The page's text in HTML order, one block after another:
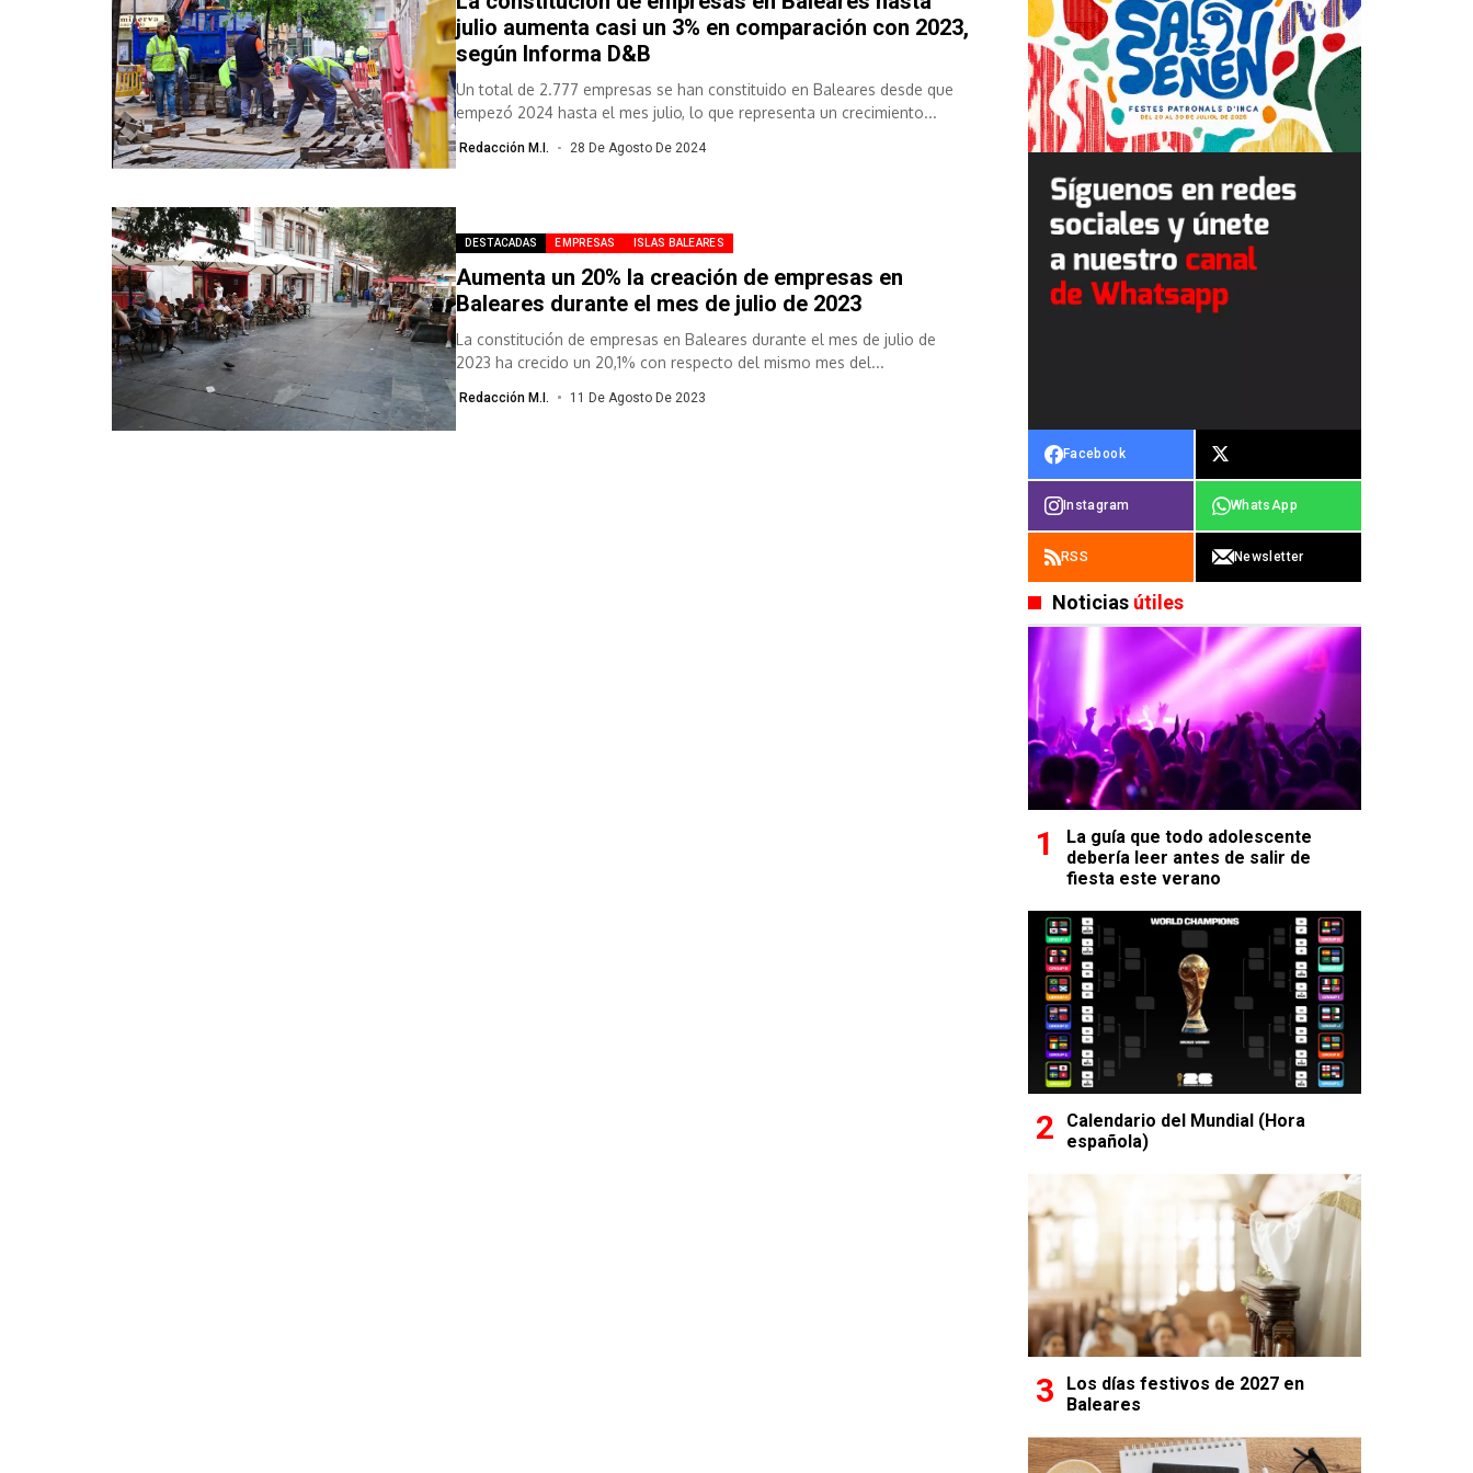
julio aumenta casi un 3% en comparación con 2023,
según Informa D&B
Un total de 2.777 empresas se han constituido en Baleares desde que
empezó 2024 hasta el mes julio, lo que representa un crecimiento...
Redacción M.I. 28 De Agosto De 2024
DESTACADAS EMPRESAS ISLAS BALEARES
Aumenta un 20% la creación de empresas en
Baleares durante el mes de julio de 2023
La constitución de empresas en Baleares durante el mes de julio de
2023 ha crecido un 20,1% con respecto del mismo mes del...
Redacción M.I. 11 De Agosto De 2023
Facebook
Instagram WhatsApp
RSS Newsletter
Noticias útiles
La guía que todo adolescente
debería leer antes de salir de
fiesta este verano
Calendario del Mundial (Hora
española)
Los días festivos de 2027 en
Baleares